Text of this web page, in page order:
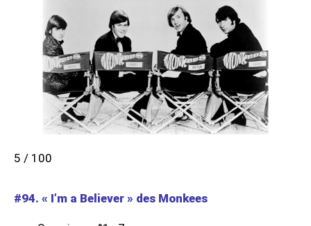
5 / 100
#94. « I’m a Believer » des Monkees